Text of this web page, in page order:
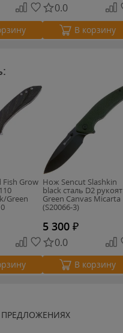
0.0
В корзину
Grow
Green
Нож Sencut Slashkin
black сталь D2
Green Canvas Micarta
(S20066-3)
5 300 ₽
0.0
В корзину